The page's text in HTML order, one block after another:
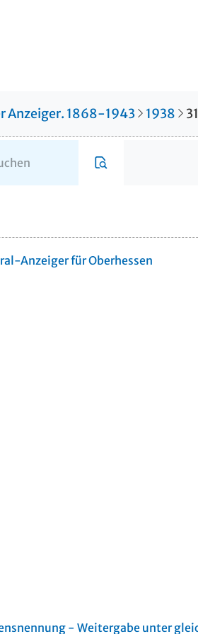
Anzeiger. 1868-1943 1938
Anzeiger für Oberhessen
- Weitergabe unter